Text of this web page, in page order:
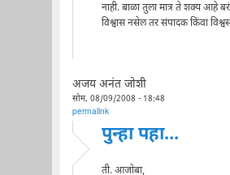
नाही. बाळा तुला मात्र ते शक्य आहे
विश्वास नसेल तर संपादक किंवा
अजय अनंत जोशी
सोम, 08/09/2008 - 18:48
permalink
पुन्हा पहा...
ती. आजोबा,